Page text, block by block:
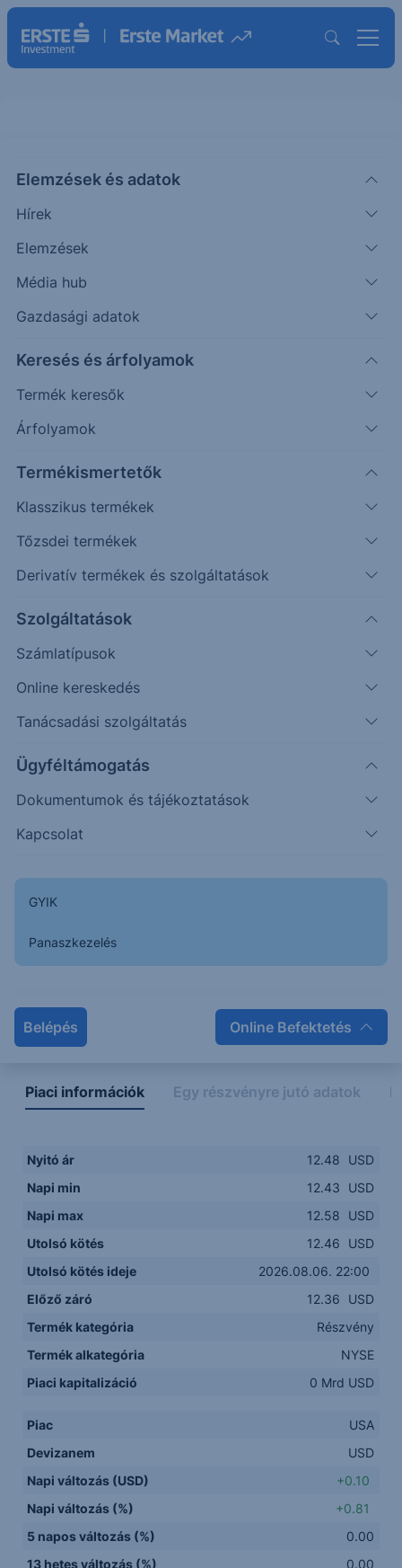
Elemzések és adatok
Hírek
Elemzések
Média hub
Gazdasági adatok
Keresés és árfolyamok
Termék keresők
Árfolyamok
Termékismertetők
Klasszikus termékek
Tőzsdei termékek
Derivatív termékek és szolgáltatások
Szolgáltatások
Számlatípusok
Online kereskedés
Tanácsadási szolgáltatás
Ügyféltámogatás
Dokumentumok és tájékoztatások
Kapcsolat
GYIK
Panaszkezelés
Belépés Online Befektetés
KEP(USA)
Korea Electric Power ADR Rep 1/2
Ord Shs
12.46
Időpont: 26.08.06. 22:00
További információk kérése
Erste Market Pro belépés
12.3500
12.4000
12.4500
12.5500
Napon belüli Historikus
Legfontosabb adatok
Piaci információk Egy részvényre jutó adatok
Nyitó ár 12.48
USD
Napi min
12.43
USD
Napi max
12.58
USD
Utolsó kötés
12.46
USD
Utolsó kötés ideje
2026.08.06. 22:00
Előző záró
12.36
USD
Termék kategória
Részvény
Termék alkategória
NYSE
Piaci kapitalizáció
0 Mrd USD
Piac
USA
Devizanem
USD
Napi változás (USD)
+0.10
Napi változás (%)
+0.81
5 napos változás (%)
0.00
13 hetes változás (%)
0.00